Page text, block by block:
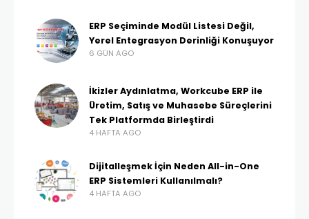
ERP Seçiminde Modül Listesi Değil,
Yerel Entegrasyon Derinliği Konuşuyor
6 GÜN AGO
İkizler Aydınlatma, Workcube ERP ile
Üretim, Satış ve Muhasebe Süreçlerini
Tek Platformda Birleştirdi
4 HAFTA AGO
Dijitalleşmek İçin Neden All-in-One
ERP Sistemleri Kullanılmalı?
4 HAFTA AGO